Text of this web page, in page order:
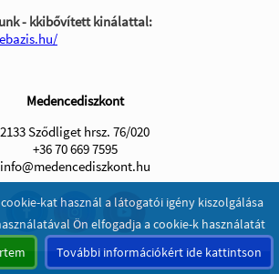
kat használ a látogatói igény kiszolgálása
Ön elfogadja a cookie-k használatát
További információkért ide kattintson
- kkibővített kinálattal:
Medencediszkont
2133 Sződliget hrsz. 76/020
+36 70 669 7595
info@medencediszkont.hu